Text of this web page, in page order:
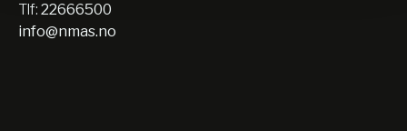
Tlf: 22666500
info@nmas.no